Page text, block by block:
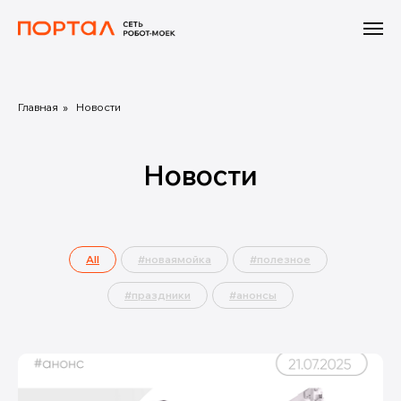
Главная » Новости
Новости
All #новаямойка #полезное
#праздники #анонсы